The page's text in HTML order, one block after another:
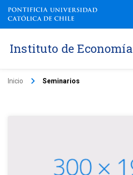
Instituto de Economía
Inicio keyboard_arrow_right Seminarios